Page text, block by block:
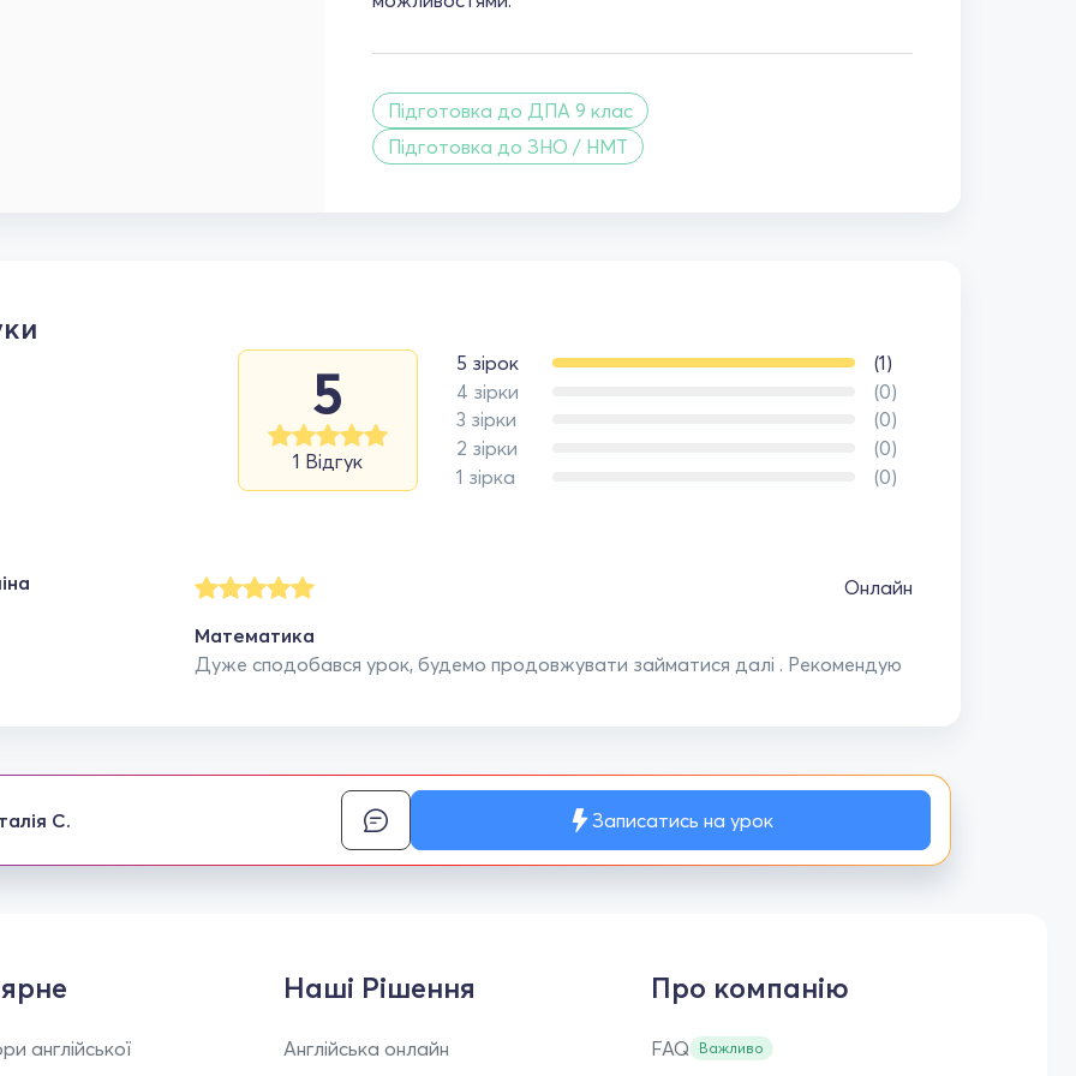
Підготовка до ДПА 9 клас
Підготовка до ЗНО / НМТ
5
1 Відгук
5 зірок
(1)
4 зірки
(0)
3 зірки
(0)
2 зірки
(0)
1 зірка
(0)
Онлайн
Математика
Дуже сподобався урок, будемо продовжувати займатися далі . Рекомендую
С. Записатись на урок
англійської
Наші Рішення
Англійська онлайн
Про компанію
FAQ Важливо